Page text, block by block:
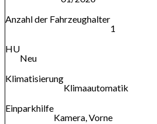
Anzahl der Fahrzeughalter
1
HU
Neu
Klimatisierung
Klimaautomatik
Einparkhilfe
Kamera, Vorne